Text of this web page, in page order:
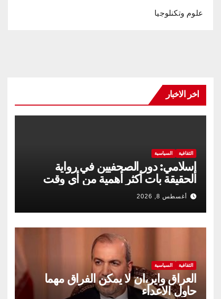
علوم وتكنلوجيا
اخر الاخبار
الثقافية السياسية
إسلامي: دور الصحفيين في رواية
الحقيقة بات أكثر أهمية من أي وقت
مضى
أغسطس 8, 2026
الثقافية السياسية
العراق واير،ان لا يمكن الفراق مهما
حاول الاعداء